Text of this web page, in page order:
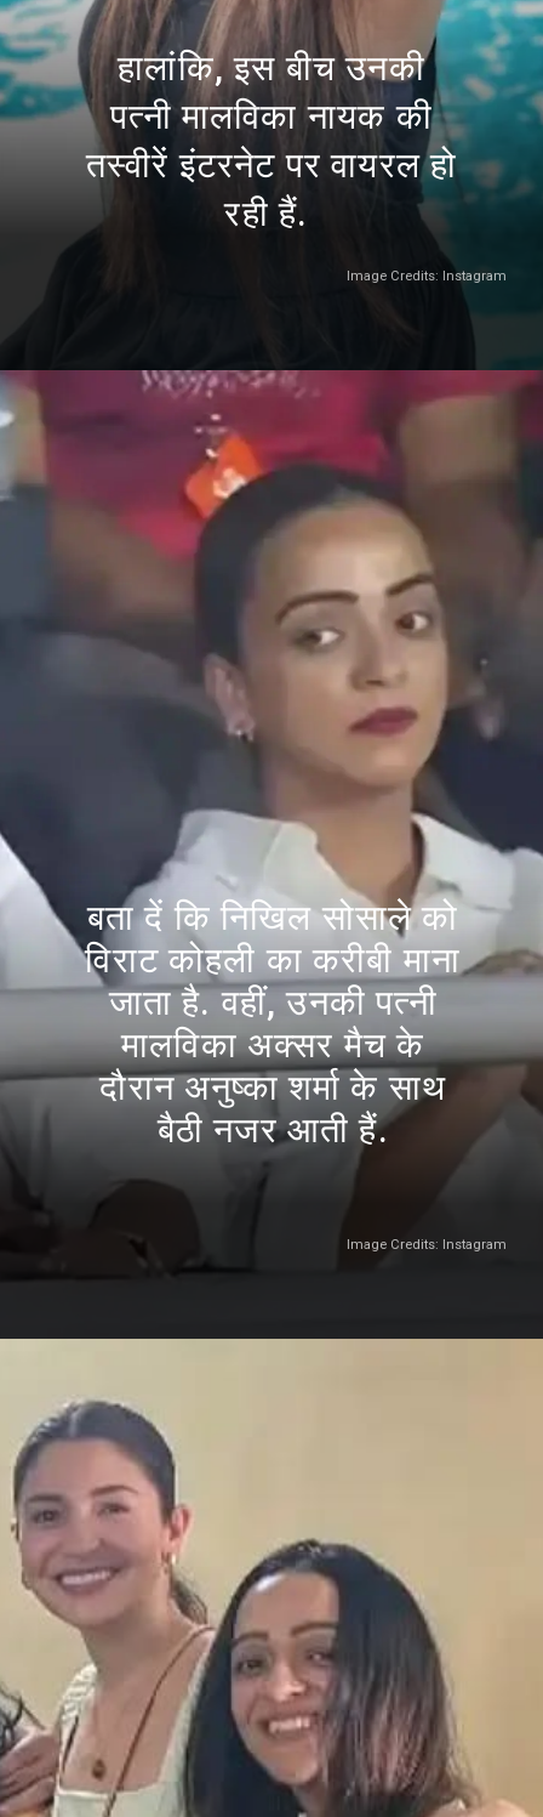
Image Credits: Instagram
हालांकि, इस बीच उनकी
पत्नी मालविका नायक की
तस्वीरें इंटरनेट पर वायरल हो
रही हैं.
Image Credits: Instagram
बता दें कि निखिल सोसाले को
विराट कोहली का करीबी माना
जाता है. वहीं, उनकी पत्नी
मालविका अक्सर मैच के
दौरान अनुष्का शर्मा के साथ
बैठी नजर आती हैं.